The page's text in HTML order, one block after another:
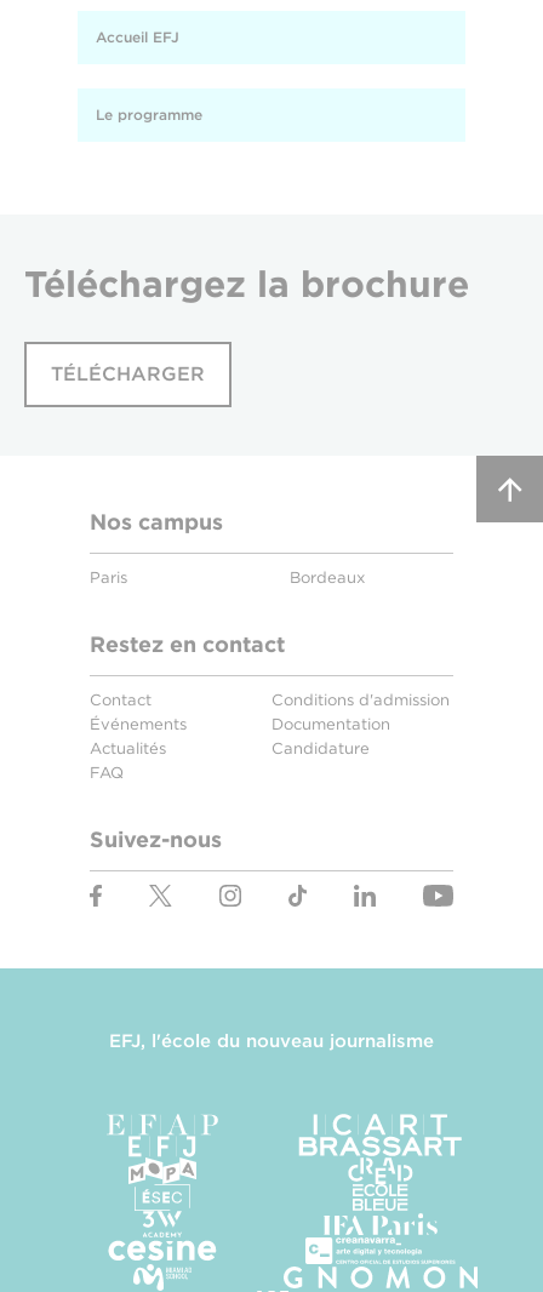
Accueil EFJ
Le programme
Téléchargez la brochure
TÉLÉCHARGER
Nos campus
Paris Bordeaux
Restez en contact
Contact
Événements
Actualités
FAQ
Conditions d'admission
Documentation
Candidature
Suivez-nous
EFJ, l'école du nouveau journalisme